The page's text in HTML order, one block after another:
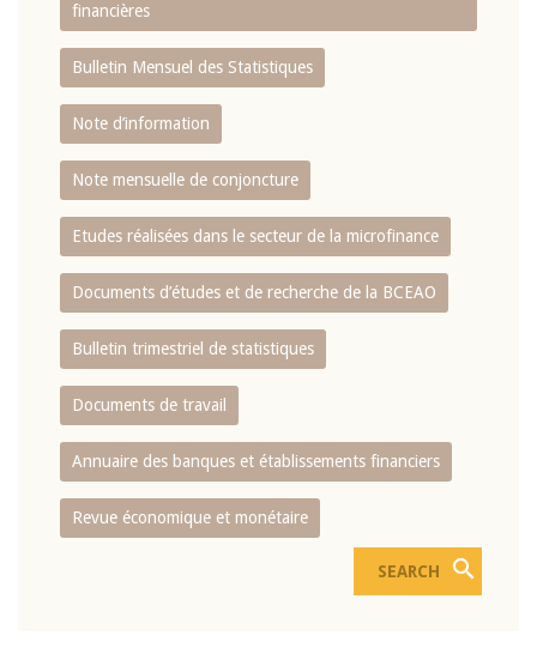
financières
Bulletin Mensuel des Statistiques
Note d’information
Note mensuelle de conjoncture
Etudes réalisées dans le secteur de la microfinance
Documents d’études et de recherche de la BCEAO
Bulletin trimestriel de statistiques
Documents de travail
Annuaire des banques et établissements financiers
Revue économique et monétaire